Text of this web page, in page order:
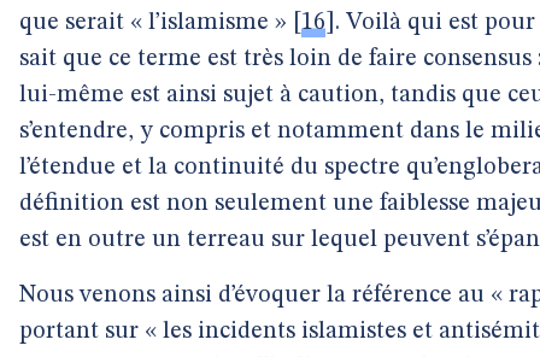
que serait « l’islamisme »
16 . Voilà qui est
sait que ce terme est très loin de faire
lui-même est ainsi sujet à caution, tandis que
s’entendre, y compris et notamment dans le
l’étendue et la continuité du spectre
définition est non seulement une faiblesse
est en outre un terreau sur lequel peuvent
Nous venons ainsi d’évoquer la référence au «
portant sur « les incidents islamistes et